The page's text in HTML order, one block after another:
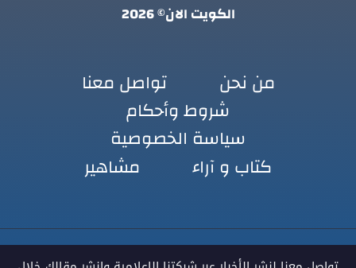
الكويت الان© 2026
من نحن
تواصل معنا
شروط وأحكام
سياسة الخصوصية
كتاب و آراء
مشاهير